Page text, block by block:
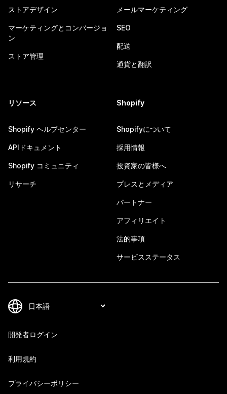
ストアデザイン
マーケティングとコンバージョ
ン
ストア管理
メールマーケティング
SEO
配送
通貨と翻訳
リソース
Shopify ヘルプセンター
APIドキュメント
Shopify コミュニティ
リサーチ
Shopify
Shopifyについて
採用情報
投資家の皆様へ
プレスとメディア
パートナー
アフィリエイト
法的事項
サービスステータス
開発者ログイン
利用規約
プライバシーポリシー